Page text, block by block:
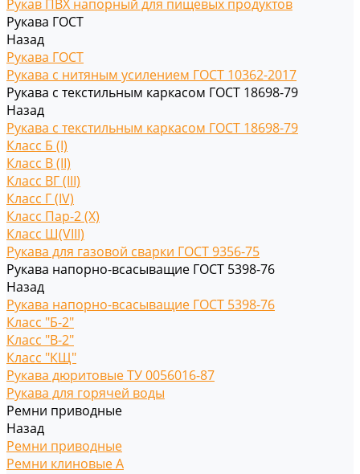
Рукав ПВХ напорный для пищевых продуктов
Рукава ГОСТ
Назад
Рукава ГОСТ
Рукава с нитяным усилением ГОСТ 10362-2017
Рукава с текстильным каркасом ГОСТ 18698-79
Назад
Рукава с текстильным каркасом ГОСТ 18698-79
Класс Б (I)
Класс В (II)
Класс ВГ (III)
Класс Г (IV)
Класс Пар-2 (X)
Класс Ш(VIII)
Рукава для газовой сварки ГОСТ 9356-75
Рукава напорно-всасыващие ГОСТ 5398-76
Назад
Рукава напорно-всасыващие ГОСТ 5398-76
Класс "Б-2"
Класс "В-2"
Класс "КЩ"
Рукава дюритовые ТУ 0056016-87
Рукава для горячей воды
Ремни приводные
Назад
Ремни приводные
Ремни клиновые A